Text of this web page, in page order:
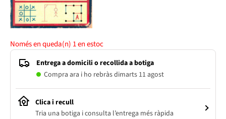
Només en queda(n) 1en estoc
Entrega a domicili o recollida a botiga
Compra ara i ho rebràs dimarts 11 agost
Clica i recull
Tria una botiga i consulta l’entrega més ràpida